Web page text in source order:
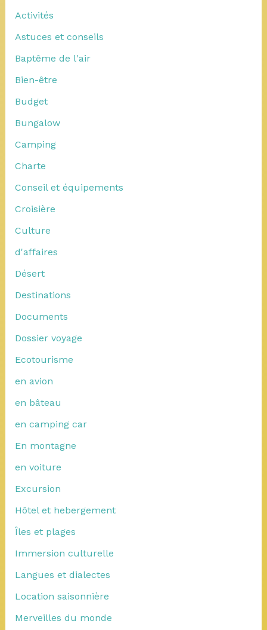
Activités
Astuces et conseils
Baptême de l'air
Bien-être
Budget
Bungalow
Camping
Charte
Conseil et équipements
Croisière
Culture
d'affaires
Désert
Destinations
Documents
Dossier voyage
Ecotourisme
en avion
en bâteau
en camping car
En montagne
en voiture
Excursion
Hôtel et hebergement
Îles et plages
Immersion culturelle
Langues et dialectes
Location saisonnière
Merveilles du monde